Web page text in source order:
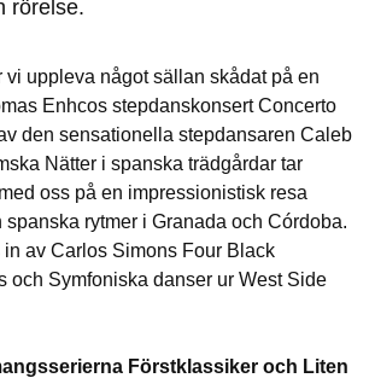
rörelse.
vi uppleva något sällan skådat på en
Enhcos stepdanskonsert Concerto
den sensationella stepdansaren Caleb
Nätter i spanska trädgårdar tar
oss på en impressionistisk resa
spanska rytmer i Granada och Córdoba.
in av Carlos Simons Four Black
och Symfoniska danser ur West Side
Förstklassiker och Liten